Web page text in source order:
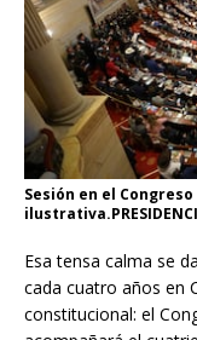
Sesión en el
Esa tensa calma se
cada cuatro años en
constitucional: el